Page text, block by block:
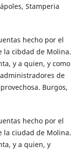
Stamperia
hecho por el
la cibdad de Molina.
y a quien, y como
de
Burgos,
hecho por el
la ciudad de Molina.
y a quien, y